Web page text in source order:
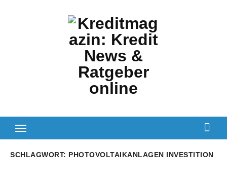
SCHLAGWORT: PHOTOVOLTAIKANLAGEN INVESTITION